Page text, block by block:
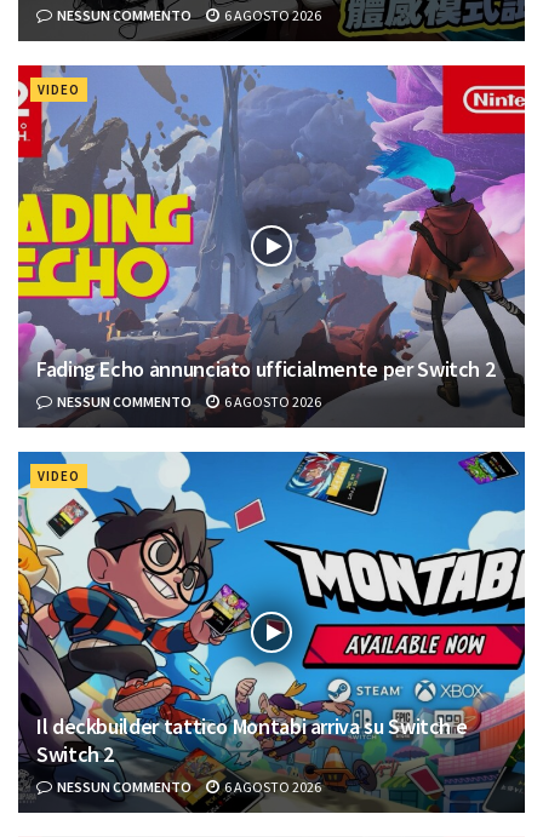
NESSUN COMMENTO 6 AGOSTO 2026
VIDEO
Fading Echo annunciato ufficialmente per Switch 2
NESSUN COMMENTO 6 AGOSTO 2026
VIDEO
Il deckbuilder tattico Montabi arriva su Switch e
Switch 2
NESSUN COMMENTO 6 AGOSTO 2026